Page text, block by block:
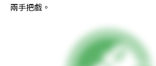
兩手把戲。